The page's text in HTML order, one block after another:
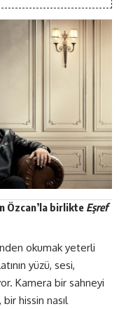
Özcan’la birlikte Eşref
okumak yeterli
yüzü, sesi,
Kamera bir sahneyi
hissin nasıl